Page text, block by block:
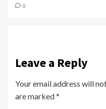
0
Leave a Reply
Your email address will
are marked*